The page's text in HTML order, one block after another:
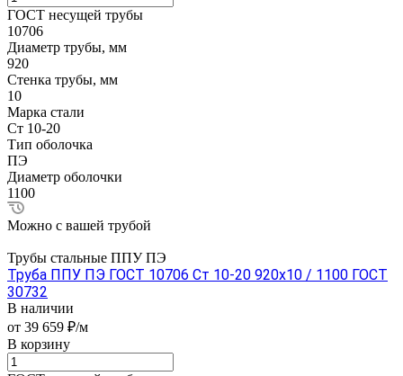
ГОСТ несущей трубы
10706
Диаметр трубы, мм
920
Стенка трубы, мм
10
Марка стали
Ст 10-20
Тип оболочка
ПЭ
Диаметр оболочки
1100
Можно с вашей трубой
Трубы стальные ППУ ПЭ
Труба ППУ ПЭ ГОСТ 10706 Ст 10-20 920x10 / 1100 ГОСТ
30732
В наличии
от 39 659 ₽/м
В корзину